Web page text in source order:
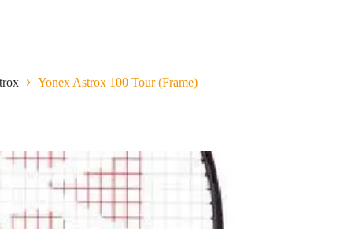
Yonex Astrox 100 Tour (Frame)